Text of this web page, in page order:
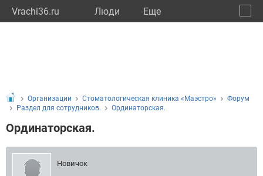
Vrachi36.ru Люди Eще
Организации Стоматологическая клиника «Маэстро»
Форум
Раздел для сотрудников.
Ординаторская.
Ординаторская.
Новичок